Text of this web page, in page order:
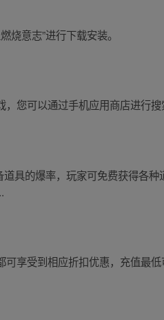
意志”进行下载安装。
您可以通过手机应用商店进行搜
具的爆率，玩家可免费获得各
享受到相应折扣优惠，充值最